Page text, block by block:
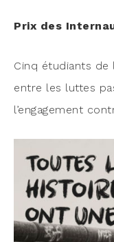
Prix des
Cinq étu­diants de
entre les luttes
l’en­ga­ge­ment